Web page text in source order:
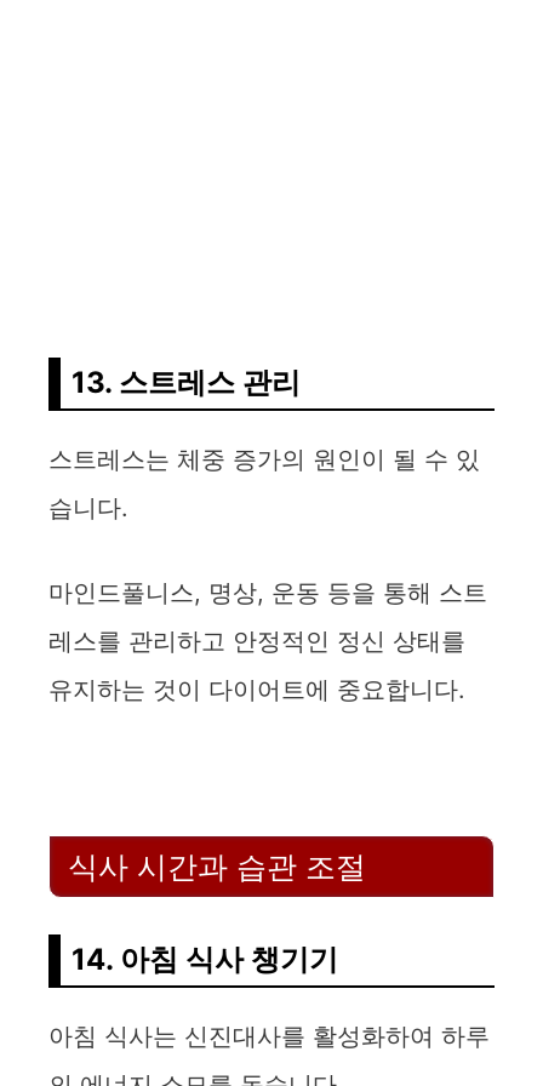
13. 스트레스 관리
스트레스는 체중 증가의 원인이 될 수 있
습니다.
마인드풀니스, 명상, 운동 등을 통해 스트
레스를 관리하고 안정적인 정신 상태를
유지하는 것이 다이어트에 중요합니다.
식사 시간과 습관 조절
14. 아침 식사 챙기기
아침 식사는 신진대사를 활성화하여 하루